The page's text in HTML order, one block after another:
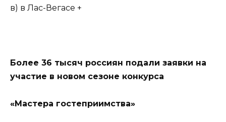
в) в Лас-Вегасе +
Более 36 тысяч россиян подали заявки на
участие в новом сезоне конкурса
«Мастера гостеприимства»